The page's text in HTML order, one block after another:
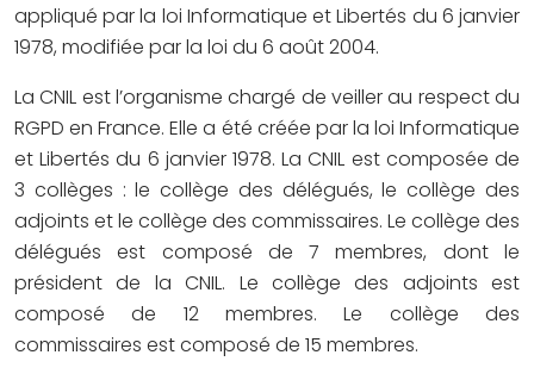
appliqué par la loi Informatique et Libertés du 6 janvier
1978, modifiée par la loi du 6 août 2004.
La CNIL est l’organisme chargé de veiller au respect du
RGPD en France. Elle a été créée par la loi Informatique
et Libertés du 6 janvier 1978. La CNIL est composée de
3 collèges : le collège des délégués, le collège des
adjoints et le collège des commissaires. Le collège des
délégués est composé de 7 membres, dont le
président de la CNIL. Le collège des adjoints est
composé de 12 membres. Le collège des
commissaires est composé de 15 membres.